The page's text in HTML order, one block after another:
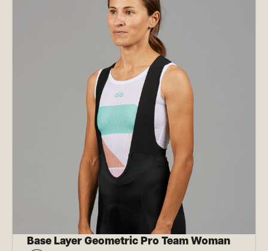
Base Layer Geometric Pro Team Woman